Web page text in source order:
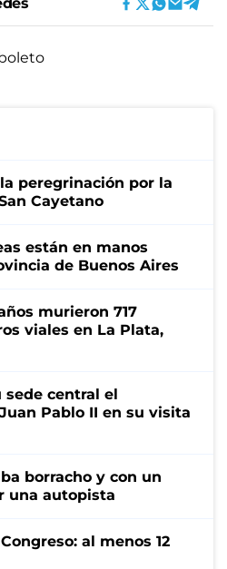
peregrinación por la
Cayetano
están en manos
de Buenos Aires
murieron 717
viales en La Plata,
sede central el
Pablo II en su visita
borracho y con un
una autopista
al menos 12